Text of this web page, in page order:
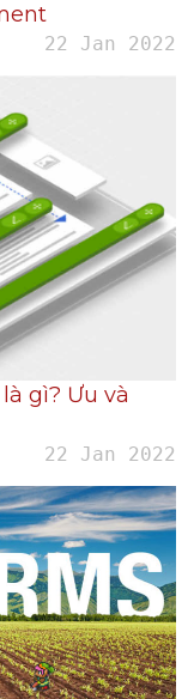
22 Jan 2022
gì? Ưu và
22 Jan 2022